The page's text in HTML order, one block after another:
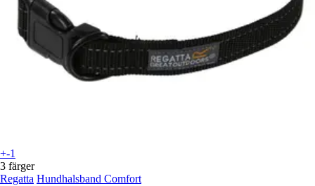
+-1
3 färger
Regatta Hundhalsband Comfort